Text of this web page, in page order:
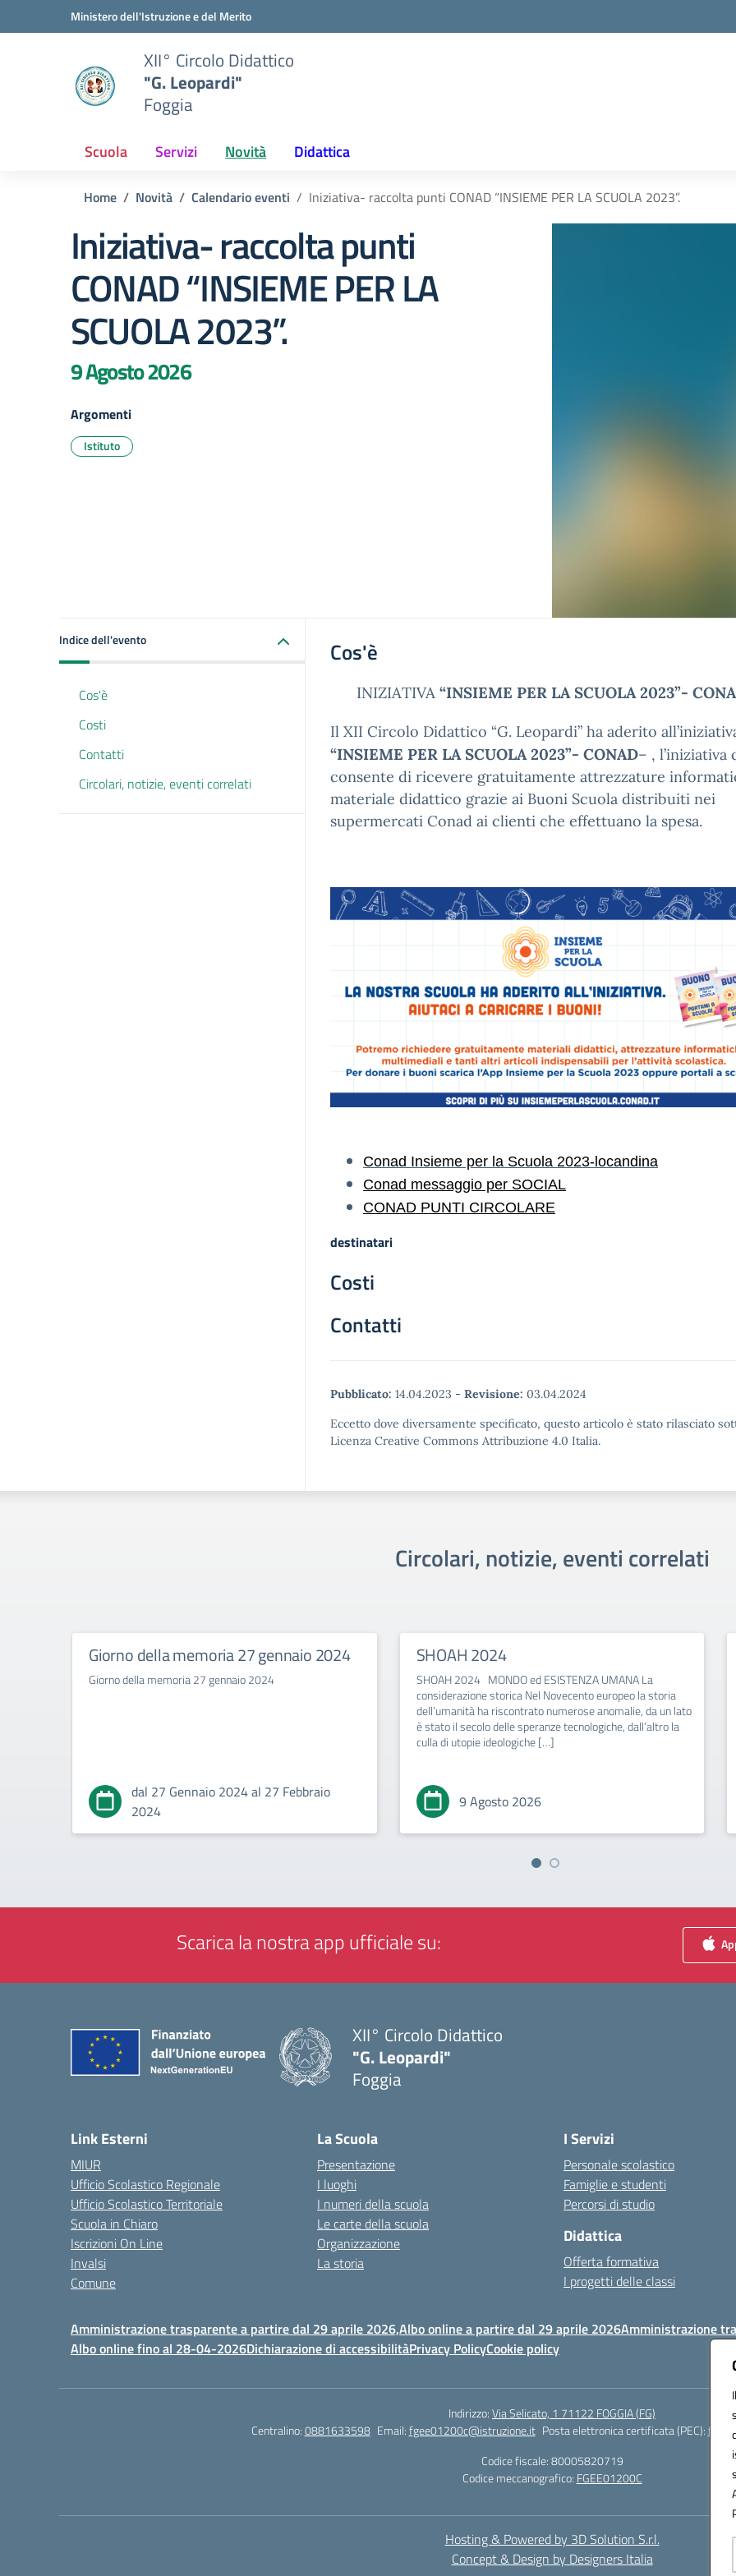
Vai ai contenuti
Vai al menu di navigazioneMinistero dell'Istruzione e del Merito
XII° Circolo Didattico
"G. Leopardi"
Foggia
Scuola Servizi Novità Didattica
Home Novità Calendario eventi Iniziativa- raccolta punti CONAD “INSIEME PER LA SCUOLA 2023”.
Iniziativa- raccolta punti
CONAD “INSIEME PER LA
SCUOLA 2023”.
9 Agosto 2026
Argomenti
Istituto
Indice dell'evento
Cos'è
Costi
Contatti
Circolari, notizie, eventi correlati
Cos'è
INIZIATIVA “INSIEME PER LA SCUOLA 2023”-
Il XII Circolo Didattico “G. Leopardi” ha aderito
“INSIEME PER LA SCUOLA 2023”- CONAD– , l’iniziativa
consente di ricevere gratuitamente attrezzature
materiale didattico grazie ai Buoni Scuola distribuiti nei
supermercati Conad ai clienti che effettuano la spesa.
Conad Insieme per la Scuola 2023-locandina
Conad messaggio per SOCIAL
CONAD PUNTI CIRCOLARE
destinatari
Costi
Contatti
Pubblicato: 14.04.2023 - Revisione: 03.04.2024
Eccetto dove diversamente specificato, questo articolo è stato rilasciato
Licenza Creative Commons Attribuzione 4.0 Italia.
Circolari, notizie, eventi correlati
Giorno della memoria 27 gennaio 2024
Giorno della memoria 27 gennaio 2024
dal 27 Gennaio 2024 al 27 Febbraio
2024
SHOAH 2024
SHOAH 2024 MONDO ed ESISTENZA UMANA La
considerazione storica Nel Novecento europeo la storia
dell’umanità ha riscontrato numerose anomalie, da un lato
è stato il secolo delle speranze tecnologiche, dall’altro la
culla di utopie ideologiche […]
9 Agosto 2026
Scarica la nostra app ufficiale su:
XII° Circolo Didattico
"G. Leopardi"
Foggia
Link Esterni
MIUR
Ufficio Scolastico Regionale
Ufficio Scolastico Territoriale
Scuola in Chiaro
Iscrizioni On Line
Invalsi
Comune
La Scuola
Presentazione
I luoghi
I numeri della scuola
Le carte della scuola
Organizzazione
La storia
I Servizi
Personale scolastico
Famiglie e studenti
Percorsi di studio
Didattica
Offerta formativa
I progetti delle classi
Amministrazione trasparente a partire dal 29 aprile 2026,Albo online a partire dal 29 aprile 2026Amministrazione
Albo online fino al 28-04-2026Dichiarazione di accessibilitàPrivacy PolicyCookie policy
Indirizzo:Via Selicato, 1 71122 FOGGIA (FG)
Centralino:0881633598 Email:fgee01200c@istruzione.it Posta elettronica certificata (PEC):
Codice fiscale: 80005820719
Codice meccanografico: FGEE01200C
Hosting & Powered by 3D Solution S.r.l.
Concept & Design by Designers Italia